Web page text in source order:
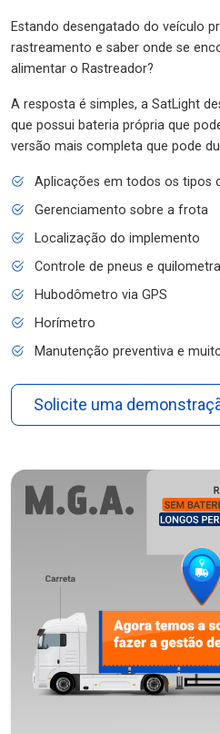
Estando desengatado do veículo
rastreamento e saber onde se
alimentar o Rastreador?
A resposta é simples, a SatLight
que possui bateria própria que
versão mais completa que pode
Aplicações em todos os tipos
Gerenciamento sobre a frota
Localização do implemento
Controle de pneus e
Hubodômetro via GPS
Horímetro
Manutenção preventiva e
Solicite uma